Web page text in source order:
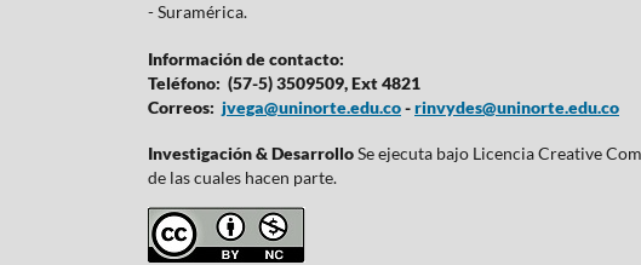
- Suramérica.
Información de contacto:
Teléfono: (57-5) 3509509, Ext 4821
Correos: jvega@uninorte.edu.co-rinvydes@uninorte.edu.co
Investigación & DesarrolloSe ejecuta bajo Licencia Creative
de las cuales hacen parte.